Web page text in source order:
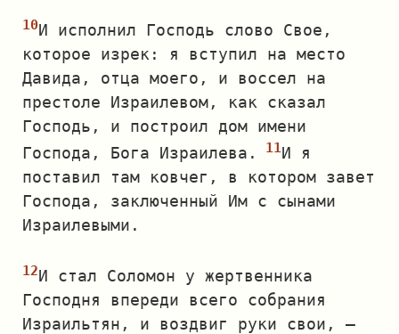
И исполнил Господь слово Свое,
которое изрек: я вступил на место
Давида, отца моего, и воссел на
престоле Израилевом, как сказал
Господь, и построил дом имени
Господа, Бога Израилева.
И я
поставил там ковчег, в котором завет
Господа, заключенный Им с сынами
Израилевыми.
И стал Соломон у жертвенника
Господня впереди всего собрания
Израильтян, и воздвиг руки свои, —